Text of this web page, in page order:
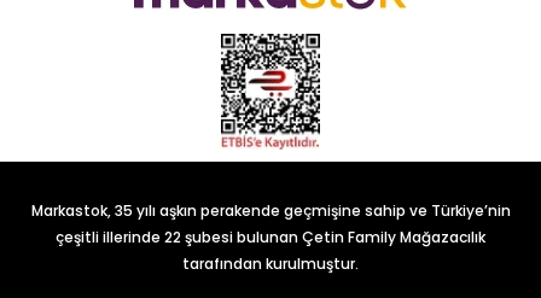
Markastok, 35 yılı aşkın perakende geçmişine sahip ve Türkiye’nin
çeşitli illerinde 22 şubesi bulunan Çetin Family Mağazacılık
tarafından kurulmuştur.